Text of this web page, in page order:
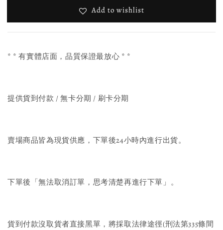
Add to wishlist
* * 有實體店面，品質保證最放心 * *
提供貨到付款 / 無卡分期 / 刷卡分期
賣場商品皆為現貨供應，下單後24小時內進行出貨。
下單後「無法取消訂單，思考清楚再進行下單」。
貨到付款沒取貨者直接黑單，將採取法律途徑(刑法第335條間